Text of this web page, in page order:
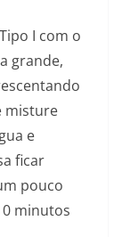
I com o
grande,
misture
e
ficar
pouco
minutos